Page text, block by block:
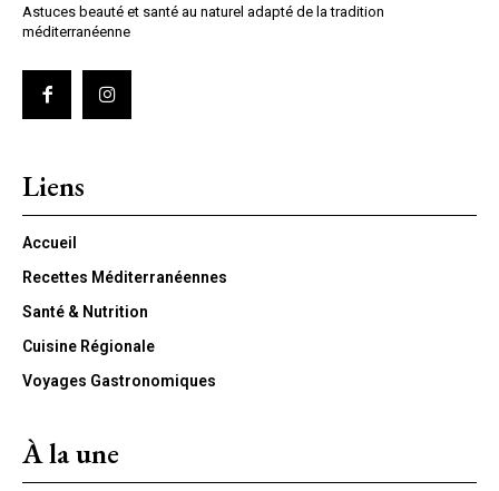
Astuces beauté et santé au naturel adapté de la tradition
méditerranéenne
Liens
Accueil
Recettes Méditerranéennes
Santé & Nutrition
Cuisine Régionale
Voyages Gastronomiques
À la une